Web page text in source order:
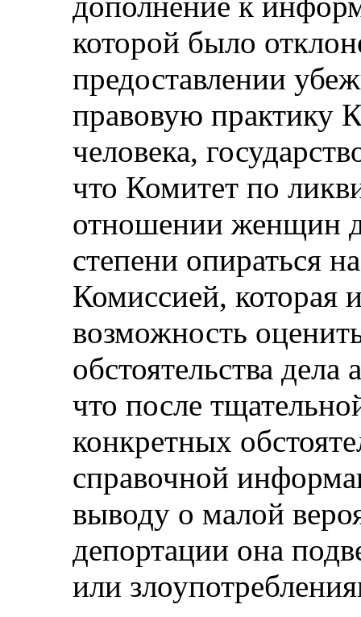
которой было
предоставлении
правовую практику
человека,
что Комитет по
отношении женщин
степени опираться
Комиссией, которая
возможность
обстоятельства
что после
конкретных
справочной
выводу о малой
депортации она
или